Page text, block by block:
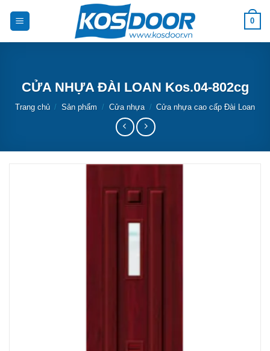
0
CỬA NHỰA ĐÀI LOAN Kos.04-802cg
Trang chủ / Sản phẩm / Cửa nhựa / Cửa nhựa cao cấp Đài Loan